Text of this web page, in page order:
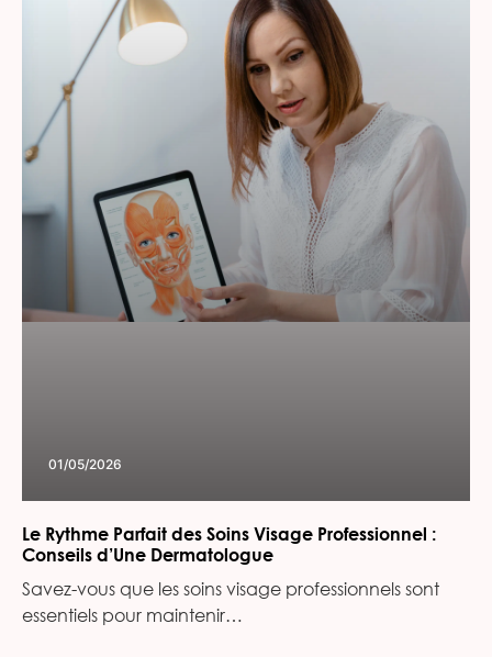
01/05/2026
Le Rythme Parfait des Soins Visage Professionnel :
Conseils d’Une Dermatologue
Savez-vous que les soins visage professionnels sont
essentiels pour maintenir…